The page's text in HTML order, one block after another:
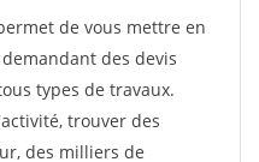
de vous mettre en
des devis
types de travaux.
trouver des
des milliers de